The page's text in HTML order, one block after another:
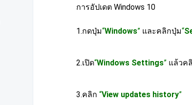
การอัปเดต Windows 10
1.กดปุ่ม“Windows” และคลิกปุ่ม“
2.เปิด“Windows Settings” แล้วค
3.คลิก “View updates history”